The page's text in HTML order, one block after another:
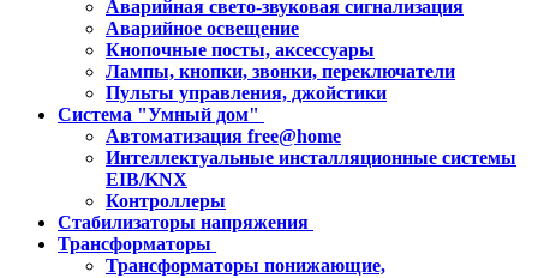
Аварийная свето-звуковая сигнализация
Аварийное освещение
Кнопочные посты, аксессуары
Лампы, кнопки, звонки, переключатели
Пульты управления, джойстики
Система "Умный дом"
Автоматизация free@home
Интеллектуальные инсталляционные системы
EIB/KNX
Контроллеры
Стабилизаторы напряжения
Трансформаторы
Трансформаторы понижающие,